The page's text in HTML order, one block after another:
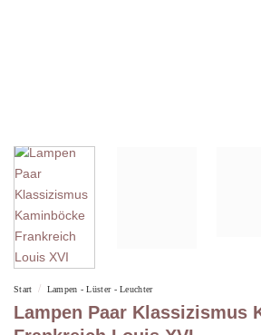
Start / Lampen - Lüster - Leuchter
Lampen Paar Klassizismus